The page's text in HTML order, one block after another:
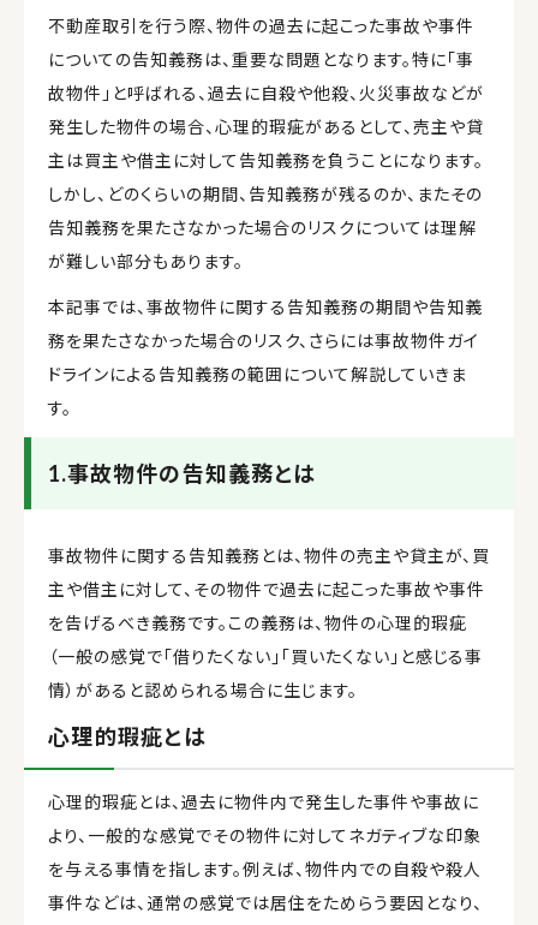
不動産取引を行う際、物件の過去に起こった事故や事件
についての告知義務は、重要な問題となります。特に「事
故物件」と呼ばれる、過去に自殺や他殺、火災事故などが
発生した物件の場合、心理的瑕疵があるとして、売主や貸
主は買主や借主に対して告知義務を負うことになります。
しかし、どのくらいの期間、告知義務が残るのか、またその
告知義務を果たさなかった場合のリスクについては理解
が難しい部分もあります。
本記事では、事故物件に関する告知義務の期間や告知義
務を果たさなかった場合のリスク、さらには事故物件ガイ
ドラインによる告知義務の範囲について解説していきま
す。
1.事故物件の告知義務とは
事故物件に関する告知義務とは、物件の売主や貸主が、買
主や借主に対して、その物件で過去に起こった事故や事件
を告げるべき義務です。この義務は、物件の心理的瑕疵
（一般の感覚で「借りたくない」「買いたくない」と感じる事
情）があると認められる場合に生じます。
心理的瑕疵とは
心理的瑕疵とは、過去に物件内で発生した事件や事故に
より、一般的な感覚でその物件に対してネガティブな印象
を与える事情を指します。例えば、物件内での自殺や殺人
事件などは、通常の感覚では居住をためらう要因となり、